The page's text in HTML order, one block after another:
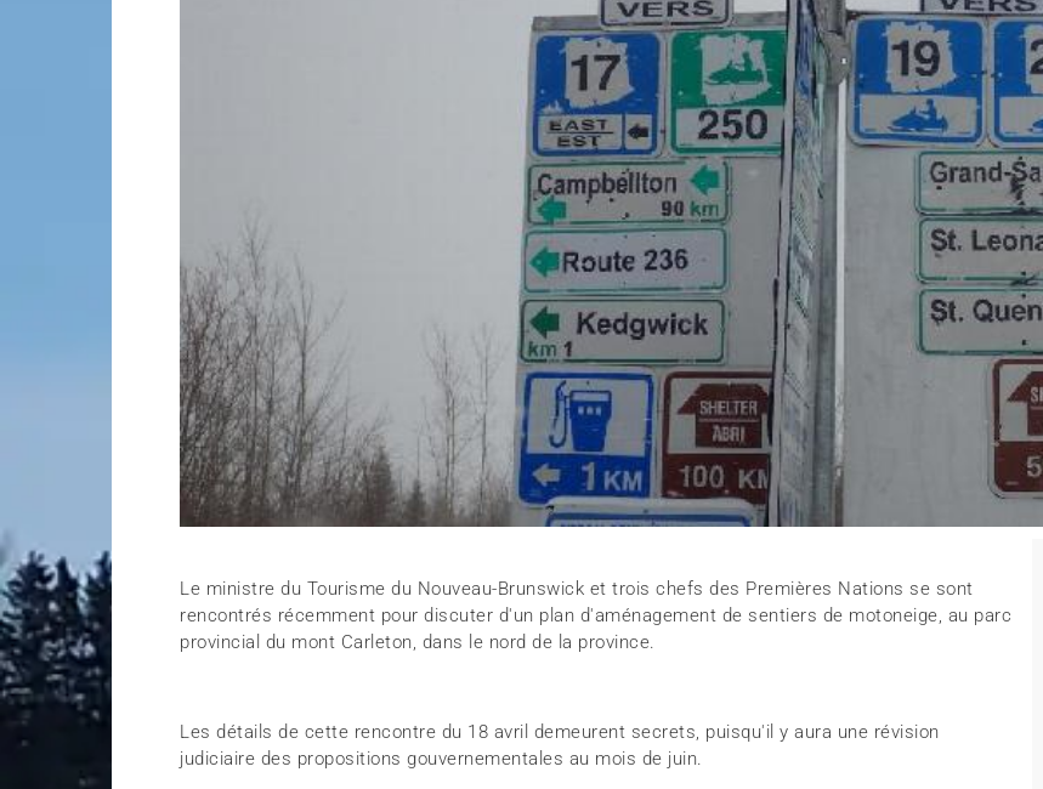
Le ministre du Tourisme du Nouveau-Brunswick et trois chefs des Premières Nations se sont
rencontrés récemment pour discuter d'un plan d'aménagement de sentiers de motoneige, au parc
provincial du mont Carleton, dans le nord de la province.
Les détails de cette rencontre du 18 avril demeurent secrets, puisqu'il y aura une révision
judiciaire des propositions gouvernementales au mois de juin.